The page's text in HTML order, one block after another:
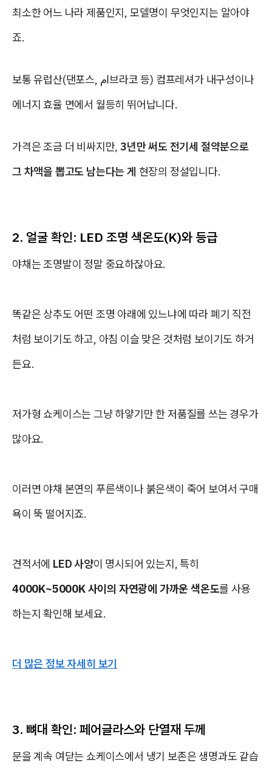
최소한 어느 나라 제품인지, 모델명이 무엇인지는 알아야
죠.
보통 유럽산(댄포스, ام브라코 등) 컴프레셔가 내구성이나
에너지 효율 면에서 월등히 뛰어납니다.
가격은 조금 더 비싸지만,3년만 써도 전기세 절약분으로
그 차액을 뽑고도 남는다는 게 현장의 정설입니다.
2. 얼굴 확인: LED 조명 색온도(K)와 등급
야채는 조명발이 정말 중요하잖아요.
똑같은 상추도 어떤 조명 아래에 있느냐에 따라 폐기 직전
처럼 보이기도 하고, 아침 이슬 맞은 것처럼 보이기도 하거
든요.
저가형 쇼케이스는 그냥 하얗기만 한 저품질를 쓰는 경우가
많아요.
이러면 야채 본연의 푸른색이나 붉은색이 죽어 보여서 구매
욕이 뚝 떨어지죠.
견적서에 LED 사양이 명시되어 있는지, 특히
4000K~5000K 사이의 자연광에 가까운 색온도를 사용
하는지 확인해 보세요.
더 많은 정보 자세히 보기
3. 뼈대 확인: 페어글라스와 단열재 두께
문을 계속 여닫는 쇼케이스에서 냉기 보존은 생명과도 같습